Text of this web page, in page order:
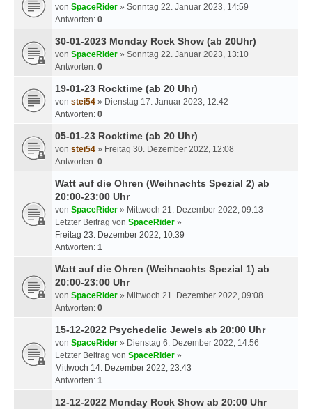
von SpaceRider » Sonntag 22. Januar 2023, 14:59
Antworten: 0
30-01-2023 Monday Rock Show (ab 20Uhr)
von SpaceRider » Sonntag 22. Januar 2023, 13:10
Antworten: 0
19-01-23 Rocktime (ab 20 Uhr)
von stei54 » Dienstag 17. Januar 2023, 12:42
Antworten: 0
05-01-23 Rocktime (ab 20 Uhr)
von stei54 » Freitag 30. Dezember 2022, 12:08
Antworten: 0
Watt auf die Ohren (Weihnachts Spezial 2) ab
20:00-23:00 Uhr
von SpaceRider » Mittwoch 21. Dezember 2022, 09:13
Letzter Beitrag von SpaceRider »
Freitag 23. Dezember 2022, 10:39
Antworten: 1
Watt auf die Ohren (Weihnachts Spezial 1) ab
20:00-23:00 Uhr
von SpaceRider » Mittwoch 21. Dezember 2022, 09:08
Antworten: 0
15-12-2022 Psychedelic Jewels ab 20:00 Uhr
von SpaceRider » Dienstag 6. Dezember 2022, 14:56
Letzter Beitrag von SpaceRider »
Mittwoch 14. Dezember 2022, 23:43
Antworten: 1
12-12-2022 Monday Rock Show ab 20:00 Uhr